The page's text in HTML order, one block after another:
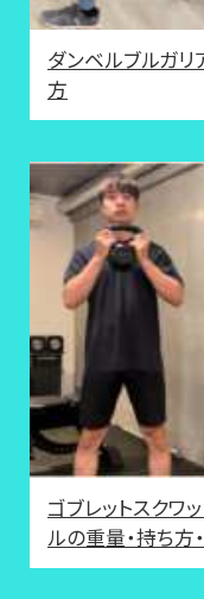
ダンベルブルガリ
方
ゴブレットスクワ
ルの重量・持ち方